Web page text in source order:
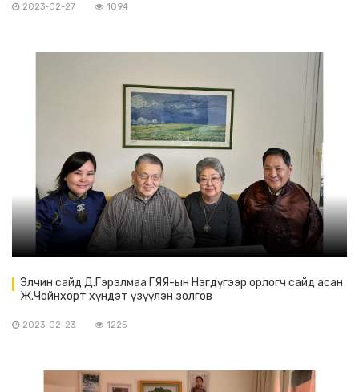
2023-02-27 1094
Элчин сайд Д.Гэрэлмаа ГЯЯ-ын Нэгдүгээр орлогч сайд асан
Ж.Чойнхорт хүндэт үзүүлэн золгов
2023-02-23 1225